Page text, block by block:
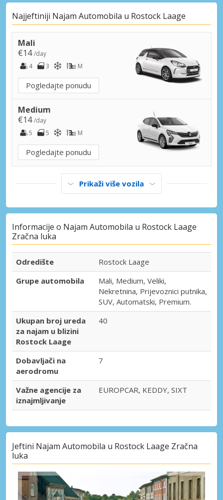
Najjeftiniji Najam Automobila u Rostock Laage
Mali
€14/day
4
3 M
Pogledajte ponudu
Medium
€14/day
5
5 M
Pogledajte ponudu
Prikaži više vozila
Informacije o Najam Automobila u Rostock Laage
Zračna luka
Odredište
Rostock Laage
Grupe automobila
Mali, Medium, Veliki,
Nekretnina, Prijevoznici putnika,
SUV, Automatski, Premium.
Ukupan broj ureda
za najam u blizini
Rostock Laage
40
Dobavljači na
aerodromu
7
Važne agencije za
iznajmljivanje
EUROPCAR, KEDDY, SIXT
Jeftini Najam Automobila u Rostock Laage Zračna
luka